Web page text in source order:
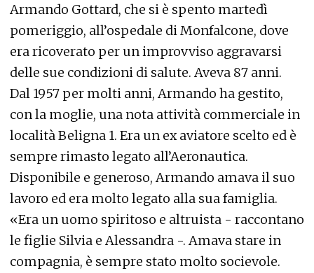
Armando Gottard, che si è spento martedì
pomeriggio, all’ospedale di Monfalcone, dove
era ricoverato per un improvviso aggravarsi
delle sue condizioni di salute. Aveva 87 anni.
Dal 1957 per molti anni, Armando ha gestito,
con la moglie, una nota attività commerciale in
località Beligna 1. Era un ex aviatore scelto ed è
sempre rimasto legato all’Aeronautica.
Disponibile e generoso, Armando amava il suo
lavoro ed era molto legato alla sua famiglia.
«Era un uomo spiritoso e altruista - raccontano
le figlie Silvia e Alessandra -. Amava stare in
compagnia, è sempre stato molto socievole.